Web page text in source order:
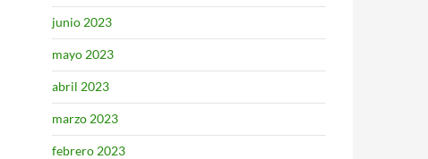
junio 2023
mayo 2023
abril 2023
marzo 2023
febrero 2023